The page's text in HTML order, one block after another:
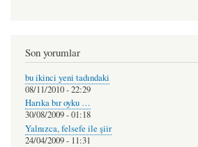
Son yorumlar
bu ikinci yeni tadındaki
08/11/2010 - 22:29
Harıka bır oyku …
30/08/2009 - 01:18
Yalnızca, felsefe ile şiir
24/04/2009 - 11:31